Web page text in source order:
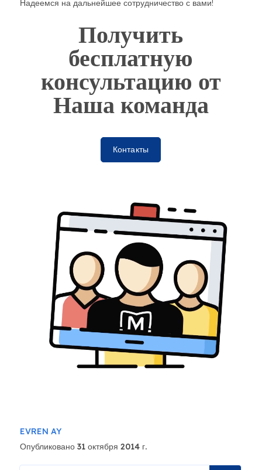
Надеемся на дальнейшее сотрудничество с вами!
Получить
бесплатную
консультацию от
Наша команда
Контакты
EVREN AY
Опубликовано 31 октября 2014 г.